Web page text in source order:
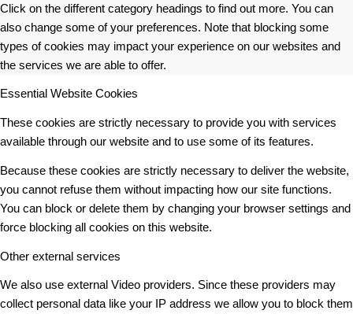
Click on the different category headings to find out more. You can
also change some of your preferences. Note that blocking some
types of cookies may impact your experience on our websites and
the services we are able to offer.
Essential Website Cookies
These cookies are strictly necessary to provide you with services
available through our website and to use some of its features.
Because these cookies are strictly necessary to deliver the website,
you cannot refuse them without impacting how our site functions.
You can block or delete them by changing your browser settings and
force blocking all cookies on this website.
Other external services
We also use external Video providers. Since these providers may
collect personal data like your IP address we allow you to block them